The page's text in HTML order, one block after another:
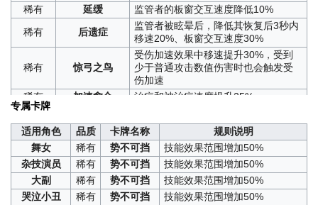
稀有
延缓
监管者的板窗交互速度降低10%
稀有
后遗症
监管者被眩晕后，降低其恢复后3秒内
移速20%、板窗交互速度30%
稀有 惊弓之鸟
受伤加速效果中移速提升30%，受到
少于普通攻击数值伤害时也会触发受
伤加速
稀有
加速愈合 治疗和被治疗速度提升25%
稀有 自救意识
愈速度提升20%，倒地移动速度提升
90%
稀有 携手共进
下次救援成功时，自身和被救者均获
得一个持续10秒的护盾，可抵挡1次伤
害
稀有
加速救援
救援速度提升100%
专属卡牌
适用角色 品质 卡牌名称
规则说明
舞女
稀有 势不可挡
技能效果范围增加50%
杂技演员
稀有 势不可挡
技能效果范围增加50%
大副
稀有 势不可挡
技能效果范围增加50%
哭泣小丑
稀有 势不可挡
技能效果范围增加50%